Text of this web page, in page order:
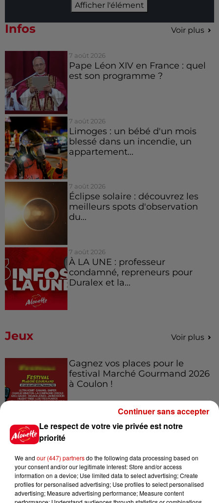
Afficher l'élément
Infos Voir plus
7 août 2026
Pape Léon XIV en France : quel
est son programme ?
7 août 2026
Limoges : un bébé d'un mois
blessé dans un incendie, un
appartement...
7 août 2026
Éclipse solaire : découvrez les
meilleurs spots d'observation
du...
7 août 2026
À LA UNE : professeur
condamné, repreneurs pour
Duralex et la...
Jeux Voir plus
Gagnez vos places pour le
festival Marché Gourmand 2026
à Coulon !
Le Duel - Gagnez vos entrées
Destination Vacances - Gagnez
Le respect de votre vie privée est notre
priorité
We and our (447) partnersdo the following data processing based on
your consent and/or our legitimate interest: Store and/or access
information on a device; Use limited data to select advertising; Create
profiles for personalised advertising; Use profiles to select personalised
advertising; Measure advertising performance; Measure content
Continuer sans accepter